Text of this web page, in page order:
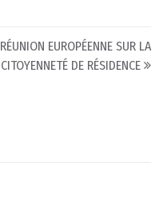
RÉUNION EUROPÉENNE SUR LA
CITOYENNETÉ DE RÉSIDENCE